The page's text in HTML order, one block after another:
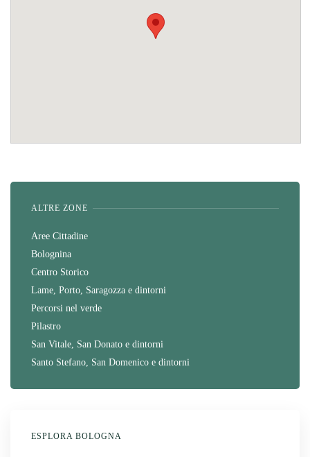
ALTRE ZONE
Aree Cittadine
Bolognina
Centro Storico
Lame, Porto, Saragozza e dintorni
Percorsi nel verde
Pilastro
San Vitale, San Donato e dintorni
Santo Stefano, San Domenico e dintorni
ESPLORA BOLOGNA